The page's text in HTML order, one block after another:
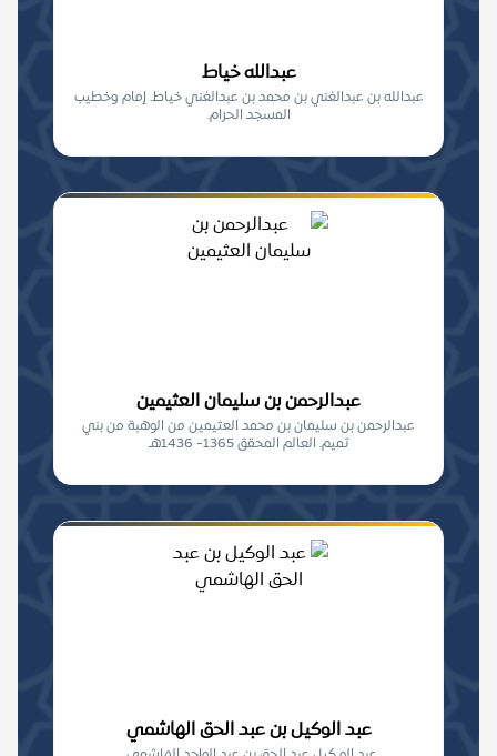
عبدالله خياط
عبدالله بن عبدالغني بن محمد بن عبدالغني خياط. إمام وخطيب
المسجد الحرام.
عبدالرحمن بن سليمان العثيمين
عبدالرحمن بن سليمان بن محمد العثيمين من الوهبة من بني
تميم. العالم المحقق 1365- 1436هـ
عبد الوكيل بن عبد الحق الهاشمي